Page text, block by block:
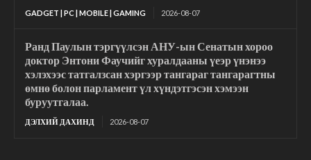
GADGET | PC | MOBILE | GAMING 2026-08-07
Ранд Паулын тэргүүлсэн АНУ-ын Сенатын хороо
доктор Энтони Фаучийг хуралдааны үеэр үнэнээ
хэлэхээс татгалзсан хэргээр тангараг тангарагтны
өмнө болон парламент үл хүндэтгэсэн хэмээн
буруутгалаа.
ДЭЛХИЙ ДАХИНД 2026-08-07